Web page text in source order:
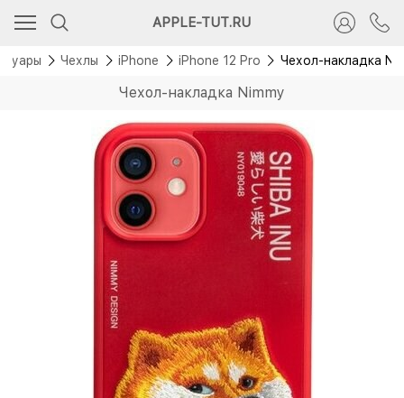
APPLE-TUT.RU
Чехлы iPhone iPhone 12 Pro Чехол-накладка
Чехол-накладка Nimmy